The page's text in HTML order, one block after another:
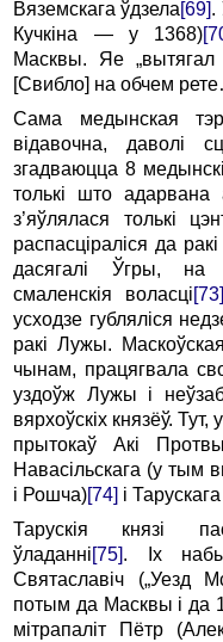
Вяземскага ўдзела[69].
Кучкіна — у 1368)
Масквы. Яе
[Свибло] на обчем
Сама медынская
відавочна, даволі
згадваюцца 8
толькі што
з’яўлялася толькі
распасціраліся да
дасягалі Ўгры, на
смаленскія воласці[73]
усходзе губляліся
ракі Лужы.
чынам, працягвала
уздоўж Лужы i
вярхоўскіх князёў.
прытокаў Акі
Навасільскага (у тым
i Рошча)[74] i
Тарускія князі
ўладанні[75]. Іх
Святаславіч („Уезд
потым да Масквы i да
мітрапаліт Пётр